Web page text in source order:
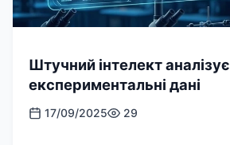
Штучний інтелект аналізує
експериментальні дані
17/09/2025 29